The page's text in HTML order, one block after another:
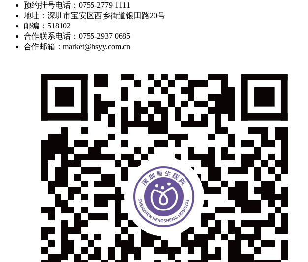
预约挂号电话：0755-2779 1111
地址：深圳市宝安区西乡街道银田路20号
邮编：518102
合作联系电话：0755-2937 0685
合作邮箱：market@hsyy.com.cn